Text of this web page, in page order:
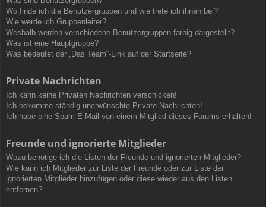
Wo finde ich die Benutzergruppen und wie trete ich ihnen bei?
Wie werde ich Gruppenleiter?
Weshalb werden verschiedene Benutzergruppen farbig dargestellt?
Was ist eine Hauptgruppe?
Was bedeutet der „Das Team“-Link auf der Startseite?
Private Nachrichten
Ich kann keine Privaten Nachrichten verschicken!
Ich bekomme ständig unerwünschte Private Nachrichten!
Ich habe eine Spam-E-Mail von einem Mitglied dieses Forums erhalten!
Freunde und ignorierte Mitglieder
Wozu benötige ich die Listen der Freunde und ignorierten Mitglieder?
Wie kann ich Mitglieder zur Liste der Freunde oder zur Liste der
ignorierten Mitglieder hinzufügen oder diese wieder aus den Listen
entfernen?